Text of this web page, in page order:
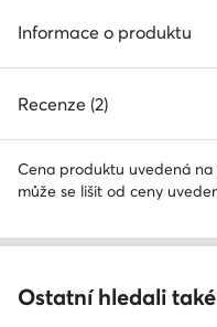
Informace o produktu
Recenze (2)
Cena produktu uvedená na
může se lišit od ceny
Ostatní hledali také